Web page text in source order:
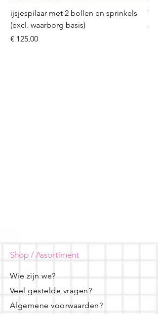
ijsjespilaar met 2 bollen en sprinkels
(excl. waarborg basis)
Prijs
€ 125,00
Prijs
€
Shop / Assortiment
Wie zijn we?
Veel gestelde vragen?
Algemene voorwaarden?